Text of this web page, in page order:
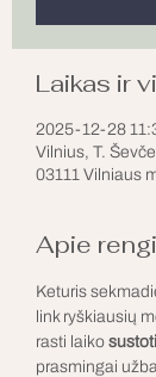
Laikas ir
2025-12-28
Vilnius, T.
03111 Vilniaus
Apie
Keturis
link ryškiausių
rasti laiko
prasmingai